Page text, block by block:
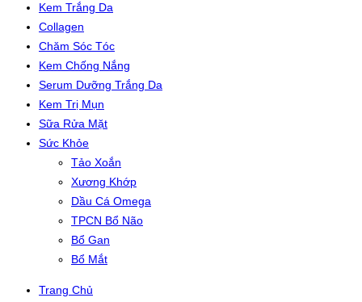
Kem Trắng Da
Collagen
Chăm Sóc Tóc
Kem Chống Nắng
Serum Dưỡng Trắng Da
Kem Trị Mụn
Sữa Rửa Mặt
Sức Khỏe
Tảo Xoắn
Xương Khớp
Dầu Cá Omega
TPCN Bổ Não
Bổ Gan
Bổ Mắt
Trang Chủ